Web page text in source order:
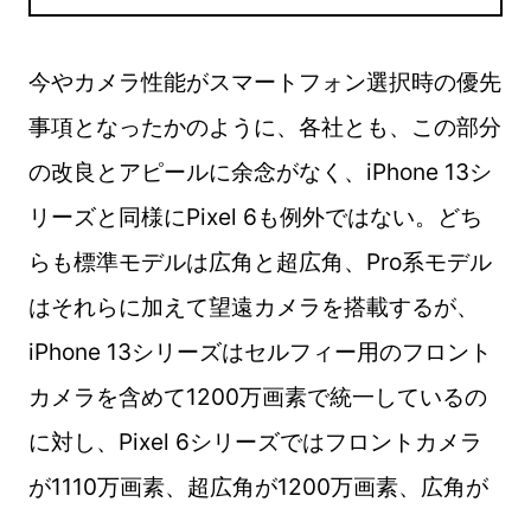
今やカメラ性能がスマートフォン選択時の優先
事項となったかのように、各社とも、この部分
の改良とアピールに余念がなく、iPhone 13シ
リーズと同様にPixel 6も例外ではない。どち
らも標準モデルは広角と超広角、Pro系モデル
はそれらに加えて望遠カメラを搭載するが、
iPhone 13シリーズはセルフィー用のフロント
カメラを含めて1200万画素で統一しているの
に対し、Pixel 6シリーズではフロントカメラ
が1110万画素、超広角が1200万画素、広角が